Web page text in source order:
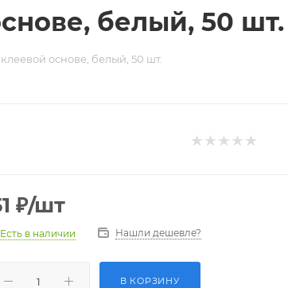
белый, 50 шт.
основе, белый, 50 шт.
₽/шт
Есть в наличии Нашли дешевле?
В КОРЗИНУ